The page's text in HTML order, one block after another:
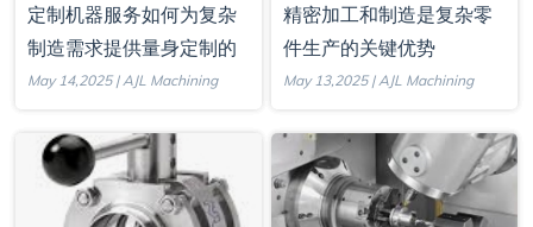
定制机器服务如何为复杂
制造需求提供量身定制的
解决方案
May 14,2025 | AJL Machining
精密加工和制造是复杂零
件生产的关键优势
May 13,2025 | AJL Machining